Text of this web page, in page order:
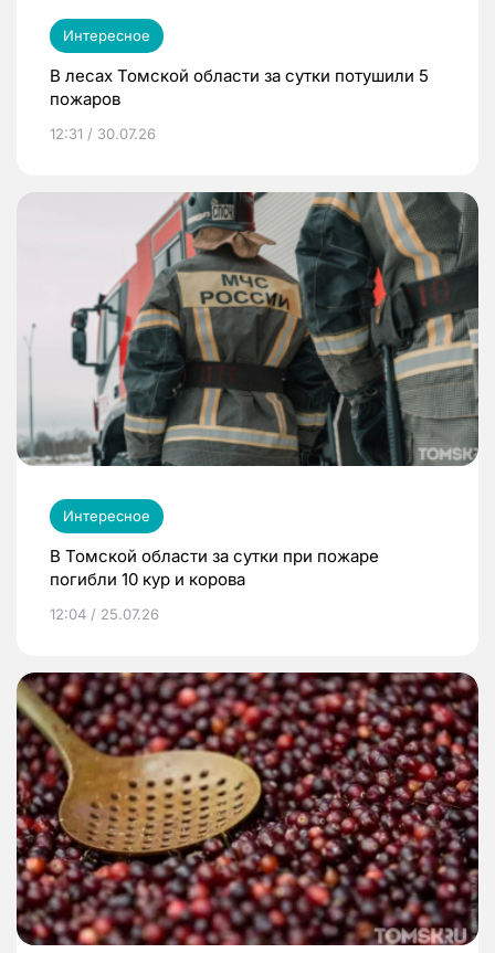
Интересное
В лесах Томской области за сутки потушили 5
пожаров
12:31 / 30.07.26
Интересное
В Томской области за сутки при пожаре
погибли 10 кур и корова
12:04 / 25.07.26